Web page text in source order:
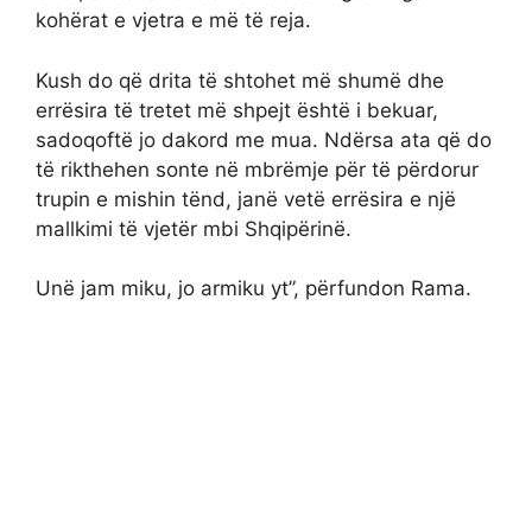
kohërat e vjetra e më të reja.
Kush do që drita të shtohet më shumë dhe
errësira të tretet më shpejt është i bekuar,
sadoqoftë jo dakord me mua. Ndërsa ata që do
të rikthehen sonte në mbrëmje për të përdorur
trupin e mishin tënd, janë vetë errësira e një
mallkimi të vjetër mbi Shqipërinë.
Unë jam miku, jo armiku yt”, përfundon Rama.